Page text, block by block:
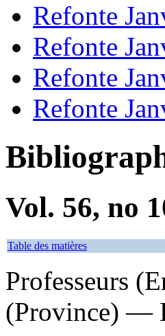
Refonte
Refonte
Refonte
Refonte
Vol. 56, no
Table des matières
Professeurs
(Province) —